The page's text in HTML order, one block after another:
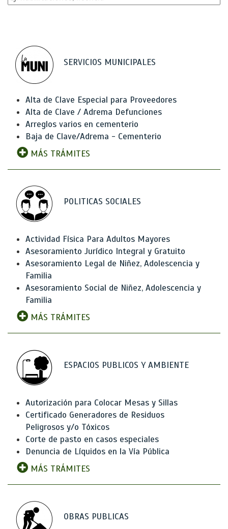
SERVICIOS MUNICIPALES
Alta de Clave Especial para Proveedores
Alta de Clave / Adrema Defunciones
Arreglos varios en cementerio
Baja de Clave/Adrema - Cementerio
MÁS TRÁMITES
POLITICAS SOCIALES
Actividad Física Para Adultos Mayores
Asesoramiento Jurídico Integral y Gratuito
Asesoramiento Legal de Niñez, Adolescencia y
Familia
Asesoramiento Social de Niñez, Adolescencia y
Familia
MÁS TRÁMITES
ESPACIOS PUBLICOS Y AMBIENTE
Autorización para Colocar Mesas y Sillas
Certificado Generadores de Residuos
Peligrosos y/o Tóxicos
Corte de pasto en casos especiales
Denuncia de Líquidos en la Vía Pública
MÁS TRÁMITES
OBRAS PUBLICAS